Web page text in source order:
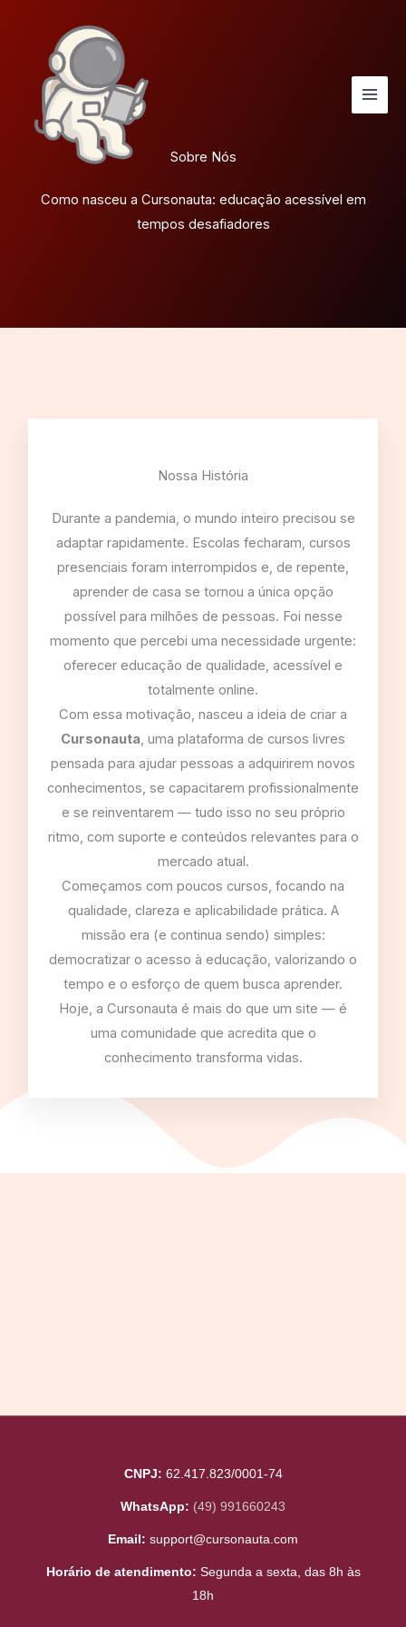
conteúdo
Sobre Nós
Como nasceu a Cursonauta: educação acessível em
tempos desafiadores
Nossa História
Durante a pandemia, o mundo inteiro precisou se
adaptar rapidamente. Escolas fecharam, cursos
presenciais foram interrompidos e, de repente,
aprender de casa se tornou a única opção
possível para milhões de pessoas. Foi nesse
momento que percebi uma necessidade urgente:
oferecer educação de qualidade, acessível e
totalmente online.
Com essa motivação, nasceu a ideia de criar a
Cursonauta, uma plataforma de cursos livres
pensada para ajudar pessoas a adquirirem novos
conhecimentos, se capacitarem profissionalmente
e se reinventarem — tudo isso no seu próprio
ritmo, com suporte e conteúdos relevantes para o
mercado atual.
Começamos com poucos cursos, focando na
qualidade, clareza e aplicabilidade prática. A
missão era (e continua sendo) simples:
democratizar o acesso à educação, valorizando o
tempo e o esforço de quem busca aprender.
Hoje, a Cursonauta é mais do que um site — é
uma comunidade que acredita que o
conhecimento transforma vidas.
CNPJ: 62.417.823/0001-74
WhatsApp: (49) 991660243
Email: support@cursonauta.com
Horário de atendimento: Segunda a sexta, das 8h às
18h